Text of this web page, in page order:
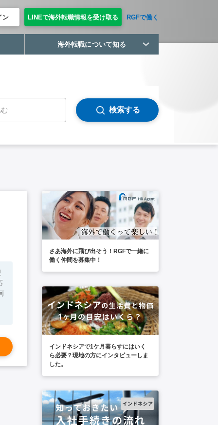
ン LINEで海外転職情報を受け取る RGFで働く
海外転職について知る
検索する
さあ海外に飛び出そう！RGFで一緒に
働く仲間を募集中！
インドネシアで1ケ月暮らすにはいく
ら必要？現地の方にインタビューしま
した。